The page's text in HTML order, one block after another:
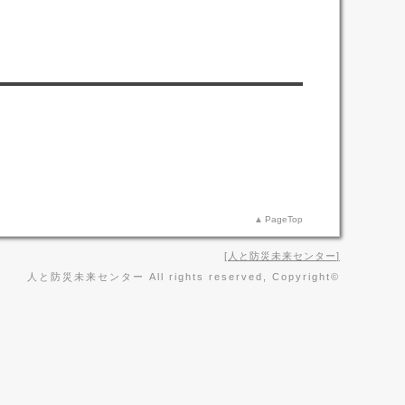
PageTop
人と防災未来センター
人と防災未来センター All rights reserved, Copyright©